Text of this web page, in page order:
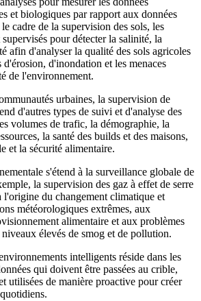
et biologiques par rapport aux données
cadre de la supervision des sols, les
pour détecter la salinité, la
afin d'analyser la qualité des sols agricoles
d'érosion, d'inondation et les menaces
de l'environnement.
urbaines, la supervision de
d'autres types de suivi et d'analyse des
volumes de trafic, la démographie, la
la santé des builds et des maisons,
et la sécurité alimentaire.
s'étend à la surveillance globale de
la supervision des gaz à effet de serre
du changement climatique et
météorologiques extrêmes, aux
alimentaire et aux problèmes
niveaux élevés de smog et de pollution.
intelligents réside dans les
qui doivent être passées au crible,
utilisées de manière proactive pour créer